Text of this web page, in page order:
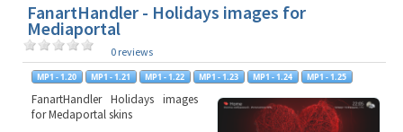
FanartHandler - Holidays images for
Mediaportal
0 reviews
FanartHandler Holidays images
for Medaportal skins